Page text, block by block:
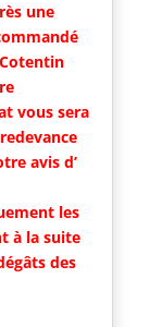
une
vous sera
avis d’
les
à la suite
des